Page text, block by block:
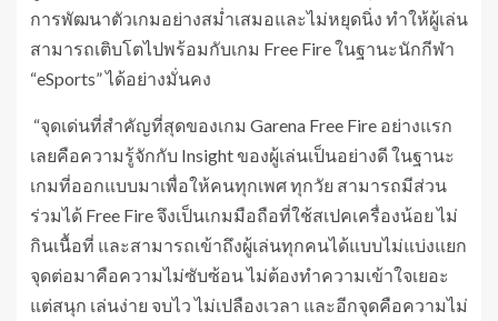
การพัฒนาตัวเกมอย่างสม่ำเสมอและไม่หยุดนิ่ง ทำให้ผู้เล่น
สามารถเติบโตไปพร้อมกับเกม Free Fire ในฐานะนักกีฬา
“eSports” ได้อย่างมั่นคง
“จุดเด่นที่สำคัญที่สุดของเกม Garena Free Fire อย่างแรก
เลยคือความรู้จักกับ Insight ของผู้เล่นเป็นอย่างดี ในฐานะ
เกมที่ออกแบบมาเพื่อให้คนทุกเพศ ทุกวัย สามารถมีส่วน
ร่วมได้ Free Fire จึงเป็นเกมมือถือที่ใช้สเปคเครื่องน้อย ไม่
กินเนื้อที่ และสามารถเข้าถึงผู้เล่นทุกคนได้แบบไม่แบ่งแยก
จุดต่อมาคือความไม่ซับซ้อน ไม่ต้องทำความเข้าใจเยอะ
แต่สนุก เล่นง่าย จบไว ไม่เปลืองเวลา และอีกจุดคือความไม่